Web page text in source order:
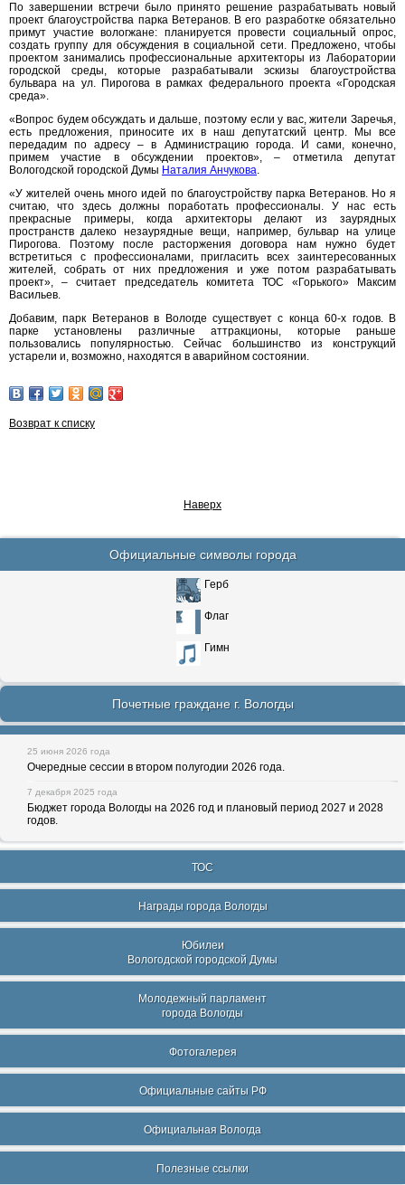
По завершении встречи было принято решение разрабатывать новый
проект благоустройства парка Ветеранов. В его разработке обязательно
примут участие вологжане: планируется провести социальный опрос,
создать группу для обсуждения в социальной сети. Предложено, чтобы
проектом занимались профессиональные архитекторы из Лаборатории
городской среды, которые разрабатывали эскизы благоустройства
бульвара на ул. Пирогова в рамках федерального проекта «Городская
среда».
«Вопрос будем обсуждать и дальше, поэтому если у вас, жители Заречья,
есть предложения, приносите их в наш депутатский центр. Мы все
передадим по адресу – в Администрацию города. И сами, конечно,
примем участие в обсуждении проектов», – отметила депутат
Вологодской городской Думы Наталия Анчукова.
«У жителей очень много идей по благоустройству парка Ветеранов. Но я
считаю, что здесь должны поработать профессионалы. У нас есть
прекрасные примеры, когда архитекторы делают из заурядных
пространств далеко незаурядные вещи, например, бульвар на улице
Пирогова. Поэтому после расторжения договора нам нужно будет
встретиться с профессионалами, пригласить всех заинтересованных
жителей, собрать от них предложения и уже потом разрабатывать
проект», – считает председатель комитета ТОС «Горького» Максим
Васильев.
Добавим, парк Ветеранов в Вологде существует с конца 60-х годов. В
парке установлены различные аттракционы, которые раньше
пользовались популярностью. Сейчас большинство из конструкций
устарели и, возможно, находятся в аварийном состоянии.
Возврат к списку
Наверх
Официальные символы города
Герб
Флаг
Гимн
Почетные граждане г. Вологды
25 июня 2026 года
Очередные сессии в втором полугодии 2026 года.
7 декабря 2025 года
Бюджет города Вологды на 2026 год и плановый период 2027 и 2028
годов.
ТОС
Награды города Вологды
Юбилеи
Вологодской городской Думы
Молодежный парламент
города Вологды
Фотогалерея
Официальные сайты РФ
Официальная Вологда
Полезные ссылки